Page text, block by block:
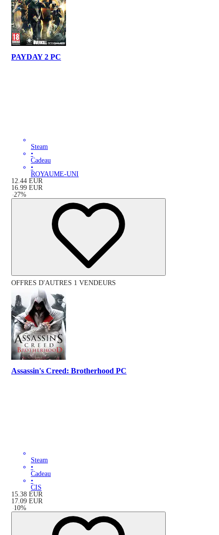
PAYDAY 2 PC
Steam
•
Cadeau
•
ROYAUME-UNI
12.44 EUR
16.99 EUR
-27%
OFFRES D'AUTRES 1 VENDEURS
Assassin's Creed: Brotherhood PC
Steam
•
Cadeau
•
CIS
15.38 EUR
17.09 EUR
-10%